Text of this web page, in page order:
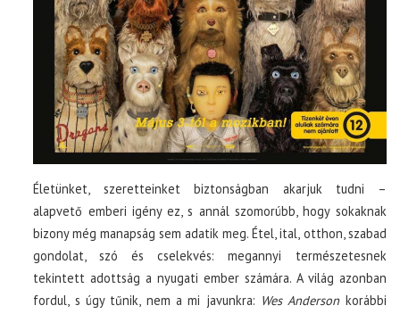
Életünket, szeretteinket biztonságban akarjuk tudni –
alapvető emberi igény ez, s annál szomorúbb, hogy sokaknak
bizony még manapság sem adatik meg. Étel, ital, otthon, szabad
gondolat, szó és cselekvés: megannyi természetesnek
tekintett adottság a nyugati ember számára. A világ azonban
fordul, s úgy tűnik, nem a mi javunkra: Wes Andersonkorábbi